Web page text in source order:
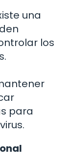
una
los
para